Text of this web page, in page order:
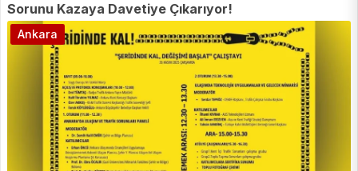
Sorunu Kazaya Davetiye Çıkarıyor!
Ankara